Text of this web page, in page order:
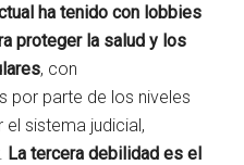
ha tenido con lobbies
proteger la salud y los
, con
por parte de los niveles
sistema judicial,
La tercera debilidad es el